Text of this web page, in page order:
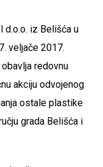
d.o.o. iz Belišća u
veljače 2017.
redovnu
akciju odvojenog
ostale plastike
grada Belišća i